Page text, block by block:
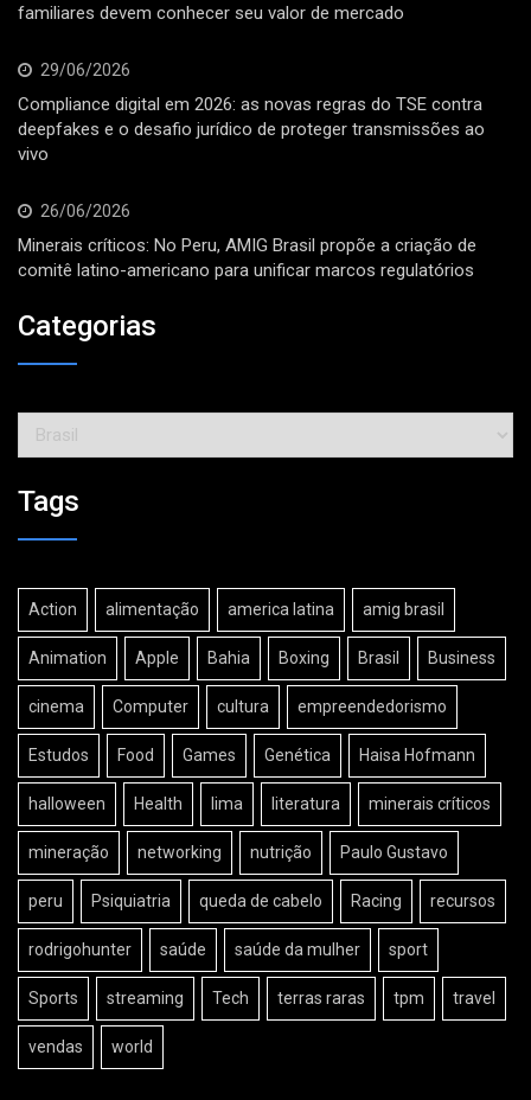
familiares devem conhecer seu valor de mercado
29/06/2026
Compliance digital em 2026: as novas regras do TSE contra
deepfakes e o desafio jurídico de proteger transmissões ao
vivo
26/06/2026
Minerais críticos: No Peru, AMIG Brasil propõe a criação de
comitê latino-americano para unificar marcos regulatórios
Categorias
Categorias
Tags
Action alimentação america latina amig brasil
Animation Apple Bahia Boxing Brasil Business
cinema Computer cultura empreendedorismo
Estudos Food Games Genética Haisa Hofmann
halloween Health lima literatura minerais críticos
mineração networking nutrição Paulo Gustavo
peru Psiquiatria queda de cabelo Racing recursos
rodrigohunter saúde saúde da mulher sport
Sports streaming Tech terras raras tpm travel
vendas world